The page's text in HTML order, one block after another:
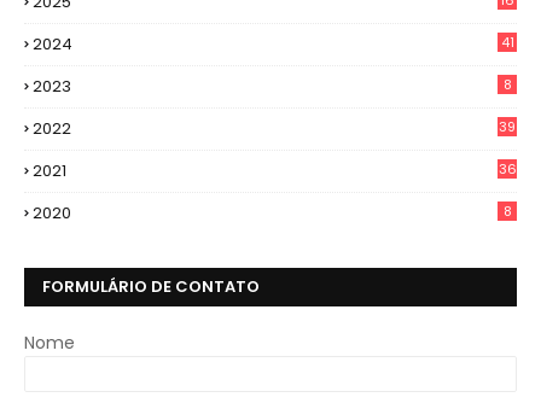
2024 41
2023 8
2022 39
2021 36
2020 8
FORMULÁRIO DE CONTATO
Nome